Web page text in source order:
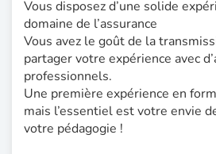
Vous disposez d’une solide
domaine de l’assurance
Vous avez le goût de la
partager votre expérience avec
professionnels.
Une première expérience en
mais l’essentiel est votre envie
votre pédagogie !